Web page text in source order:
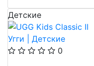
Детские
0